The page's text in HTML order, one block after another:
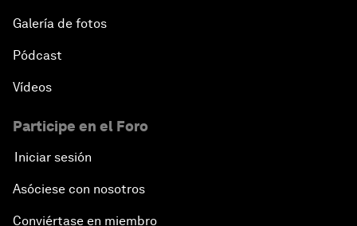
Galería de fotos
Pódcast
Vídeos
Participe en el Foro
Iniciar sesión
Asóciese con nosotros
Conviértase en miembro